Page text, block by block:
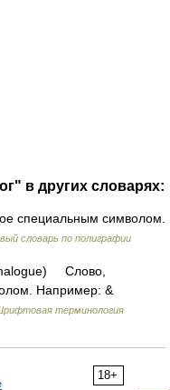
в других словарях:
специальным символом.
словарь по полиграфии
Слово,
Например: &
терминология
18+